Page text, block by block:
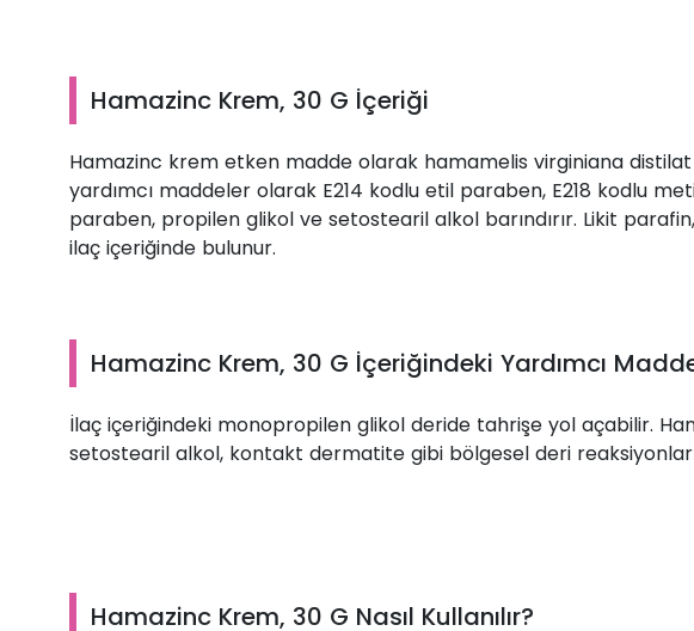
Hamazinc Krem, 30 G İçeriği
Hamazinc krem etken madde olarak hamamelis virginiana
yardımcı maddeler olarak E214 kodlu etil paraben, E218 kodlu
paraben, propilen glikol ve setostearil alkol barındırır. Likit
ilaç içeriğinde bulunur.
Hamazinc Krem, 30 G İçeriğindeki Yardımcı
İlaç içeriğindeki monopropilen glikol deride tahrişe yol açabilir.
setostearil alkol, kontakt dermatite gibi bölgesel deri
Hamazinc Krem, 30 G Nasıl Kullanılır?